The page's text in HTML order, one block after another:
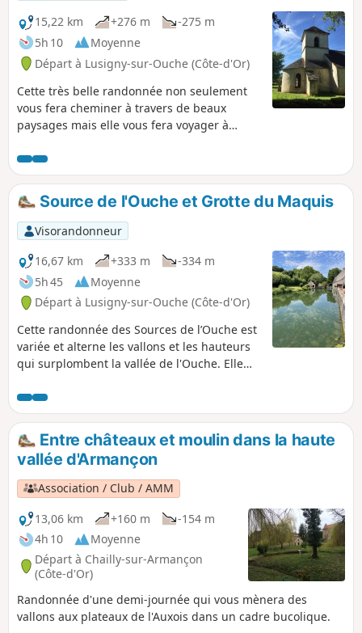
15,22 km
+276 m
-275 m
5h 10
Moyenne
Départ à Lusigny-sur-Ouche (Côte-d'Or)
Cette très belle randonnée non seulement
vous fera cheminer à travers de beaux
paysages mais elle vous fera voyager à
2ème guerre mondiale. Le point d'orgue
étant l'église des Templiers d'Écharnant
construite au XIIème siècle et située sur le
chemin menant à Compostelle, raison pour
laquelle des Templiers s'y installèrent.
Source de l'Ouche et Grotte du Maquis
Visorandonneur
16,67 km
+333 m
-334 m
5h 45
Moyenne
Départ à Lusigny-sur-Ouche (Côte-d'Or)
Cette randonnée des Sources de l’Ouche est
variée et alterne les vallons et les hauteurs
qui surplombent la vallée de l'Ouche. Elle
Lusigny-sur-Ouche avec ses ponts et ses
lavoirs. L'Ouche réunion de 7 sources dont la
principale est celle de Presles à Lusigny,
serpente dans sa vallée supérieure. Elle se
jette ensuite à Dijon dans le Lac Kir, traverse
Dijon puis se jette dans la Saône près de
Saint-Jean-de-Losne après 95Km.
Entre châteaux et moulin dans la haute
vallée d'Armançon
Association / Club / AMM
13,06 km
+160 m
-154 m
4h 10
Moyenne
Départ à Chailly-sur-Armançon
(Côte-d'Or)
Randonnée d'une demi-journée qui vous mènera des
vallons aux plateaux de l'Auxois dans un cadre bucolique.